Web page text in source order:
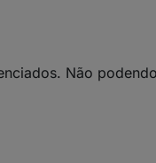
Não